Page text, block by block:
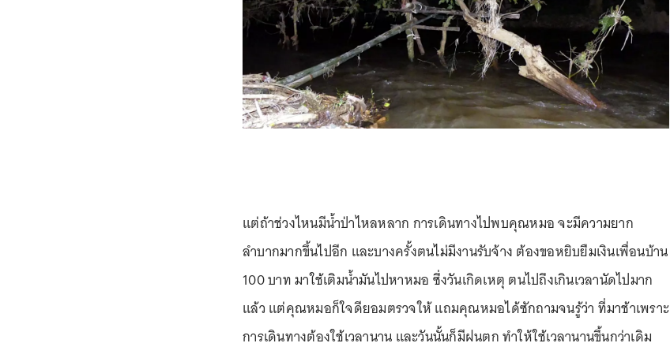
แต่ถ้าช่วงไหนมีน้ำป่าไหลหลาก การเดินทางไปพบคุณหมอ จะมีความยาก
ลำบากมากขึ้นไปอีก และบางครั้งตนไม่มีงานรับจ้าง ต้องขอหยิบยืมเงินเพื่อนบ้าน
100 บาท มาใช้เติมน้ำมันไปหาหมอ ซึ่งวันเกิดเหตุ ตนไปถึงเกินเวลานัดไปมาก
แล้ว แต่คุณหมอก็ใจดียอมตรวจให้ แถมคุณหมอได้ซักถามจนรู้ว่า ที่มาช้าเพราะ
การเดินทางต้องใช้เวลานาน และวันนั้นก็มีฝนตก ทำให้ใช้เวลานานขึ้นกว่าเดิม